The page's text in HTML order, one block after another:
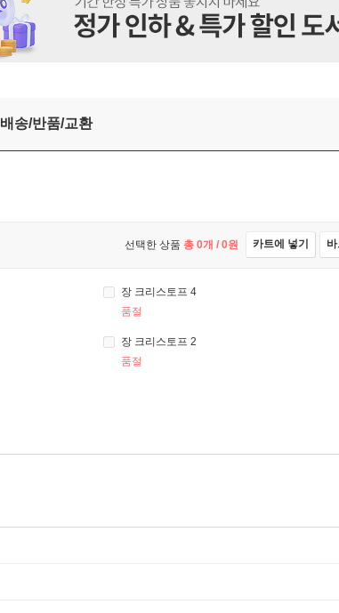
배송/반품/교환
선택한 상품 총 0개 / 0원 카트에 넣기
장 크리스토프 4
품절
장 크리스토프 2
품절